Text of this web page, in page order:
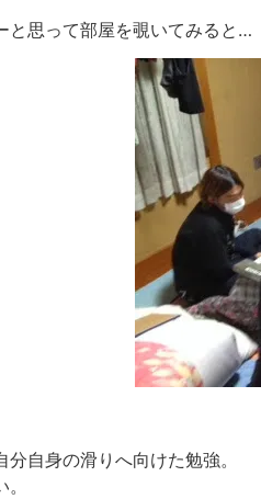
と思って部屋を覗いてみると…
自身の滑りへ向けた勉強。